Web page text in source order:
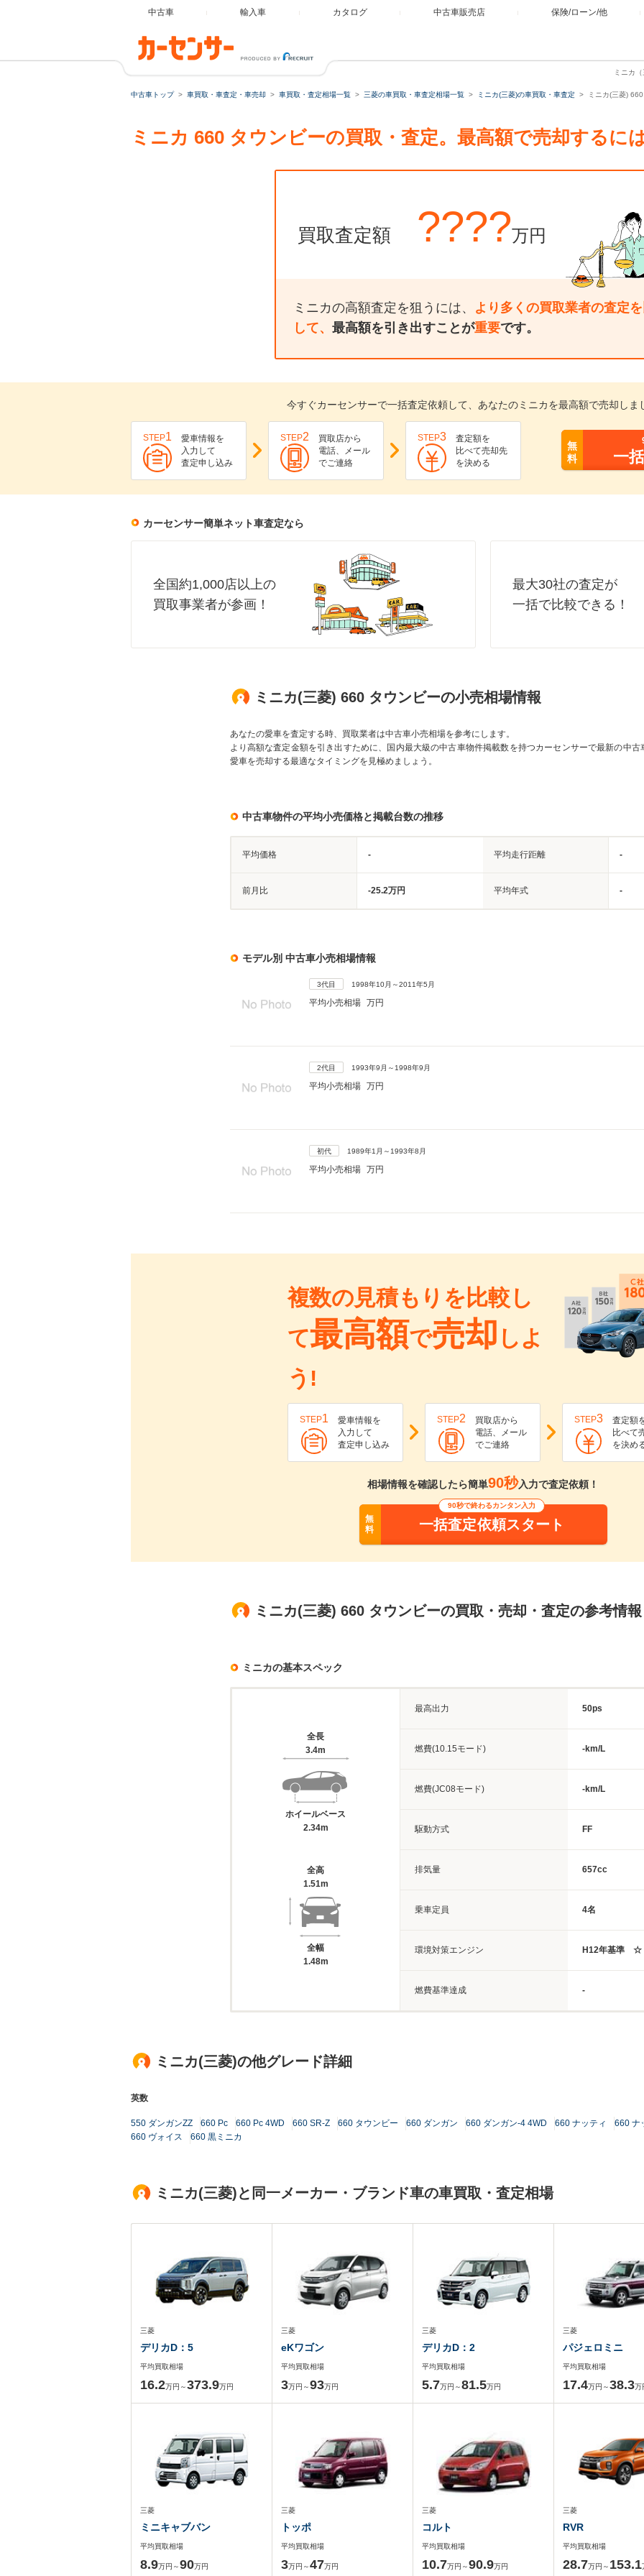
中古車 輸入車 カタログ 中古車販売店 保険/ローン/他
ミニカ
中古車トップ 車買取・車査定・車売却 車買取・査定相場一覧 三菱の車買取・車査定相場一覧 ミニカ(三菱)の車買取・車査定 ミニカ(三菱)
ミニカ 660 タウンビーの買取・査定。最高額で売却するに
買取査定額 ????万円
ミニカの高額査定を狙うには、 より多くの買取業者の査定
して、 最高額を引き出すことが重要です。
今すぐカーセンサーで一括査定依頼して、あなたのミニカを最高額で売却しま
STEP1
愛車情報を
入力して
査定申し込み
STEP2
買取店から
電話、メール
でご連絡
STEP3
査定額を
比べて売却先
を決める
無
料
一
カーセンサー簡単ネット車査定なら
全国約1,000店以上の
買取事業者が参画！
最大30社の査定が
一括で比較できる！
ミニカ(三菱) 660 タウンビーの小売相場情報
あなたの愛車を査定する時、買取業者は中古車小売相場を参考にします。
より高額な査定金額を引き出すために、国内最大級の中古車物件掲載数を持つカーセンサーで最新の中古
愛車を売却する最適なタイミングを見極めましょう。
中古車物件の平均小売価格と掲載台数の推移
平均価格 - 平均走行距離 -
前月比 -25.2万円 平均年式 -
モデル別 中古車小売相場情報
3代目 1998年10月～2011年5月
平均小売相場 万円
2代目 1993年9月～1998年9月
平均小売相場 万円
初代 1989年1月～1993年8月
平均小売相場 万円
複数の見積もりを比較し
て最高額で売却 しよ
う!
STEP1
愛車情報を
入力して
査定申し込み
STEP2
買取店から
電話、メール
でご連絡
STEP3
査定額
比べて
を決め
相場情報を確認したら簡単90秒入力で査定依頼！
無
料
90秒で終わるカンタン入力
一括査定依頼スタート
ミニカ(三菱) 660 タウンビーの買取・売却・査定の参考情報
ミニカの基本スペック
全長
3.4m
ホイールベース
2.34m
全高
1.51m
全幅
1.48m
最高出力 50ps
燃費(10.15モード) -km/L
燃費(JC08モード) -km/L
駆動方式 FF
排気量 657cc
乗車定員 4名
環境対策エンジン H12年基準 ☆
燃費基準達成 -
ミニカ(三菱)の他グレード詳細
英数
550 ダンガンZZ 660 Pc 660 Pc 4WD 660 SR-Z 660 タウンビー 660 ダンガン 660 ダンガン-4 4WD 660 ナッティ 660 ナ
660 ヴォイス
660 黒ミニカ
ミニカ(三菱)と同一メーカー・ブランド車の車買取・査定相場
三菱
デリカD：5
平均買取相場
16.2万円～373.9万円
三菱
eKワゴン
平均買取相場
3万円～93万円
三菱
デリカD：2
平均買取相場
5.7万円～81.5万円
三菱
パジェロミニ
平均買取相場
17.4万円～38.3万
三菱
ミニキャブバン
平均買取相場
8.9万円～90万円
三菱
トッポ
平均買取相場
3万円～47万円
三菱
コルト
平均買取相場
10.7万円～90.9万円
三菱
RVR
平均買取相場
28.7万円～ 153.1